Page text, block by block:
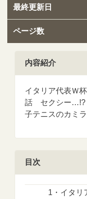
最終更新日
ページ数
内容紹介
イタリア代表Ｗ
話 セクシー…!?
子テニスのカミ
目次
1・イタ